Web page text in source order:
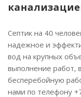
Септик на 40
надежное и
вод на крупных
выполнение работ,
бесперебойную
нами по телефону